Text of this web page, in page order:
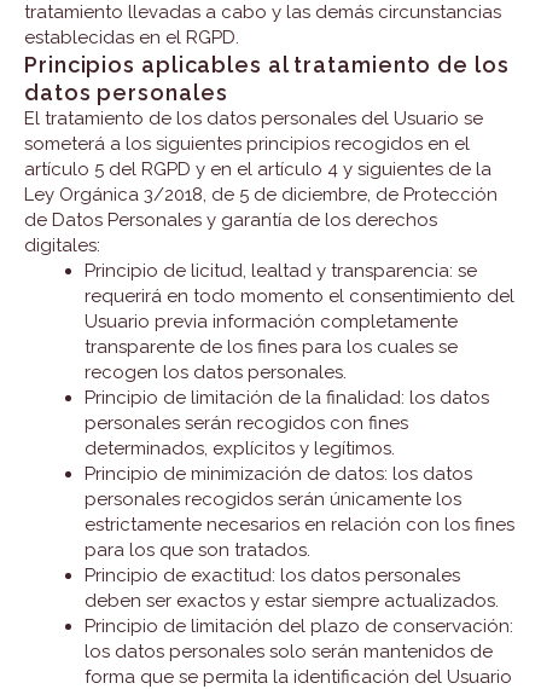
tratamiento llevadas a cabo y las demás circunstancias
establecidas en el RGPD.
Principios aplicables al tratamiento de los
datos personales
El tratamiento de los datos personales del Usuario se
someterá a los siguientes principios recogidos en el
artículo 5 del RGPD y en el artículo 4 y siguientes de la
Ley Orgánica 3/2018, de 5 de diciembre, de Protección
de Datos Personales y garantía de los derechos
digitales:
Principio de licitud, lealtad y transparencia: se
requerirá en todo momento el consentimiento del
Usuario previa información completamente
transparente de los fines para los cuales se
recogen los datos personales.
Principio de limitación de la finalidad: los datos
personales serán recogidos con fines
determinados, explícitos y legítimos.
Principio de minimización de datos: los datos
personales recogidos serán únicamente los
estrictamente necesarios en relación con los fines
para los que son tratados.
Principio de exactitud: los datos personales
deben ser exactos y estar siempre actualizados.
Principio de limitación del plazo de conservación:
los datos personales solo serán mantenidos de
forma que se permita la identificación del Usuario